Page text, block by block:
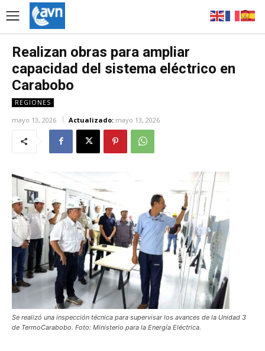
Realizan obras para ampliar
capacidad del sistema eléctrico en
Carabobo
REGIONES
mayo 13, 2026 Actualizado: mayo 13, 2026
Se realizó una inspección técnica para supervisar los avances de la Unidad 3
de TermoCarabobo. Foto: Ministerio para la Energía Eléctrica.